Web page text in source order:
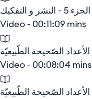
Video - 00:11:09 mins
Video - 00:08:04 mins